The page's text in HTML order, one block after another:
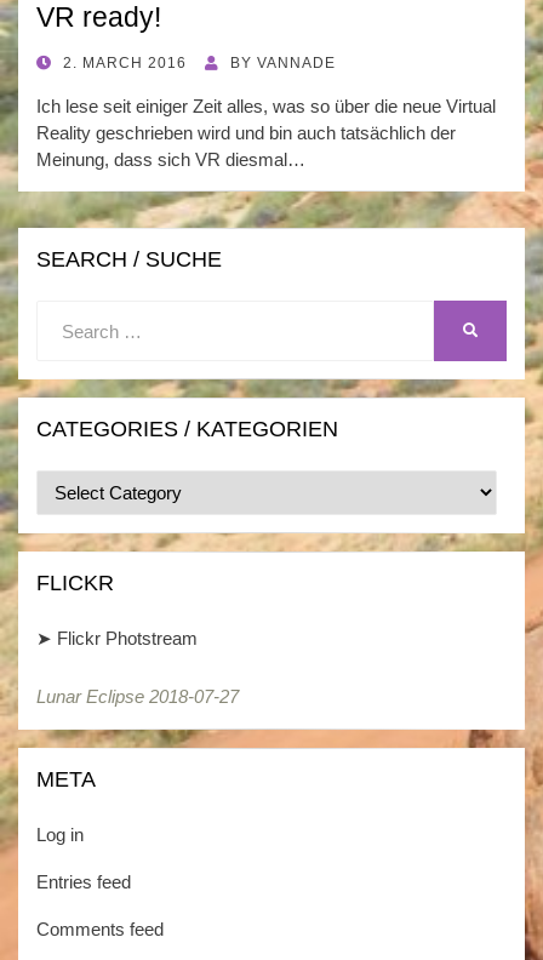
VR ready!
POSTED
2. MARCH 2016 BY VANNADE
Ich lese seit einiger Zeit alles, was so über die neue Virtual
Reality geschrieben wird und bin auch tatsächlich der
Meinung, dass sich VR diesmal…
SEARCH / SUCHE
SEARCH
CATEGORIES / KATEGORIEN
Categories
/
Kategorien
FLICKR
➤ Flickr Photstream
Lunar Eclipse 2018-07-27
META
Log in
Entries feed
Comments feed